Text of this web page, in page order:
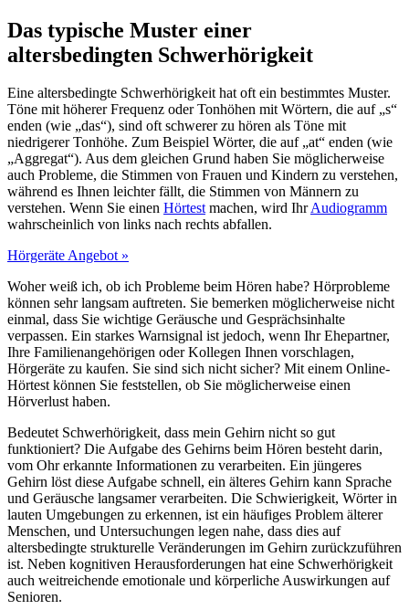
Das typische Muster einer
altersbedingten Schwerhörigkeit
Eine altersbedingte Schwerhörigkeit hat oft ein bestimmtes Muster.
Töne mit höherer Frequenz oder Tonhöhen mit Wörtern, die auf „s“
enden (wie „das“), sind oft schwerer zu hören als Töne mit
niedrigerer Tonhöhe. Zum Beispiel Wörter, die auf „at“ enden (wie
„Aggregat“). Aus dem gleichen Grund haben Sie möglicherweise
auch Probleme, die Stimmen von Frauen und Kindern zu verstehen,
während es Ihnen leichter fällt, die Stimmen von Männern zu
verstehen. Wenn Sie einen Hörtestmachen, wird IhrAudiogramm
wahrscheinlich von links nach rechts abfallen.
Hörgeräte Angebot »
Woher weiß ich, ob ich Probleme beim Hören habe? Hörprobleme
können sehr langsam auftreten. Sie bemerken möglicherweise nicht
einmal, dass Sie wichtige Geräusche und Gesprächsinhalte
verpassen. Ein starkes Warnsignal ist jedoch, wenn Ihr Ehepartner,
Ihre Familienangehörigen oder Kollegen Ihnen vorschlagen,
Hörgeräte zu kaufen. Sie sind sich nicht sicher? Mit einem Online-
Hörtest können Sie feststellen, ob Sie möglicherweise einen
Hörverlust haben.
Bedeutet Schwerhörigkeit, dass mein Gehirn nicht so gut
funktioniert? Die Aufgabe des Gehirns beim Hören besteht darin,
vom Ohr erkannte Informationen zu verarbeiten. Ein jüngeres
Gehirn löst diese Aufgabe schnell, ein älteres Gehirn kann Sprache
und Geräusche langsamer verarbeiten. Die Schwierigkeit, Wörter in
lauten Umgebungen zu erkennen, ist ein häufiges Problem älterer
Menschen, und Untersuchungen legen nahe, dass dies auf
altersbedingte strukturelle Veränderungen im Gehirn zurückzuführen
ist. Neben kognitiven Herausforderungen hat eine Schwerhörigkeit
auch weitreichende emotionale und körperliche Auswirkungen auf
Senioren.